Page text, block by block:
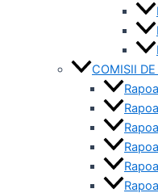
COMISII